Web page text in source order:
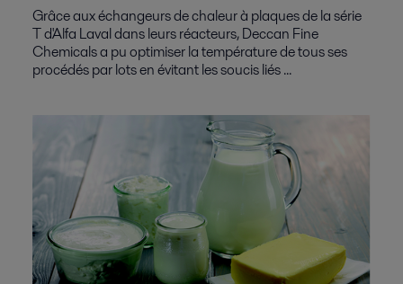
Grâce aux échangeurs de chaleur à plaques de la série
T d'Alfa Laval dans leurs réacteurs, Deccan Fine
Chemicals a pu optimiser la température de tous ses
procédés par lots en évitant les soucis liés ...